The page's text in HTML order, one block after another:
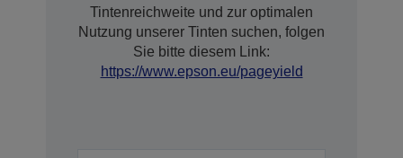
Tintenreichweite und zur optimalen
Nutzung unserer Tinten suchen, folgen
Sie bitte diesem Link:
https://www.epson.eu/pageyield